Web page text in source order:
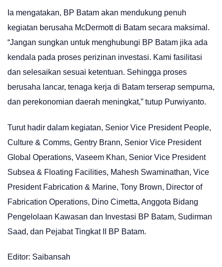
Ia mengatakan, BP Batam akan mendukung penuh
kegiatan berusaha McDermott di Batam secara maksimal.
“Jangan sungkan untuk menghubungi BP Batam jika ada
kendala pada proses perizinan investasi. Kami fasilitasi
dan selesaikan sesuai ketentuan. Sehingga proses
berusaha lancar, tenaga kerja di Batam terserap sempurna,
dan perekonomian daerah meningkat,” tutup Purwiyanto.
Turut hadir dalam kegiatan, Senior Vice President People,
Culture & Comms, Gentry Brann, Senior Vice President
Global Operations, Vaseem Khan, Senior Vice President
Subsea & Floating Facilities, Mahesh Swaminathan, Vice
President Fabrication & Marine, Tony Brown, Director of
Fabrication Operations, Dino Cimetta, Anggota Bidang
Pengelolaan Kawasan dan Investasi BP Batam, Sudirman
Saad, dan Pejabat Tingkat II BP Batam.
Editor: Saibansah